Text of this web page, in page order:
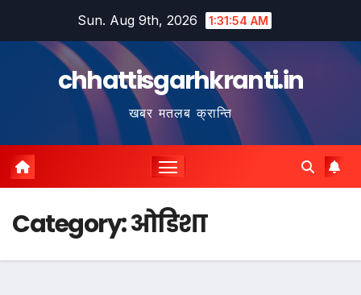
Sun. Aug 9th, 2026 1:31:55 AM
chhattisgarhkranti.in
खबर मतलब क्रान्ति
Category:ओडिशा